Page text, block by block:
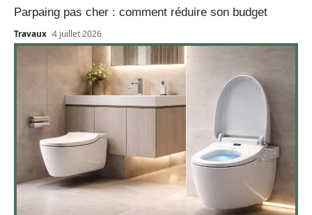
Parpaing pas cher : comment réduire son budget
Travaux 4 juillet 2026